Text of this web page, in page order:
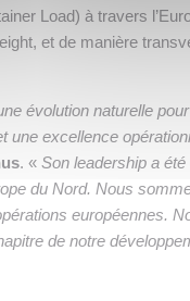
Load) à travers
et de manière
évolution naturelle
une excellence
. « Son leadership a
du Nord. Nous
européennes.
de notre